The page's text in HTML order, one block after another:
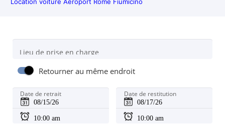
Lieu de prise en charge
Retourner au même endroit
Date de retrait Date de restitution